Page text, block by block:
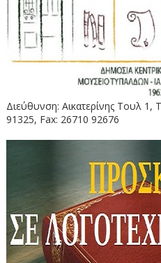
Διεύθυνση: Αικατερίνης Τουλ 1,
91325, Fax: 26710 92676